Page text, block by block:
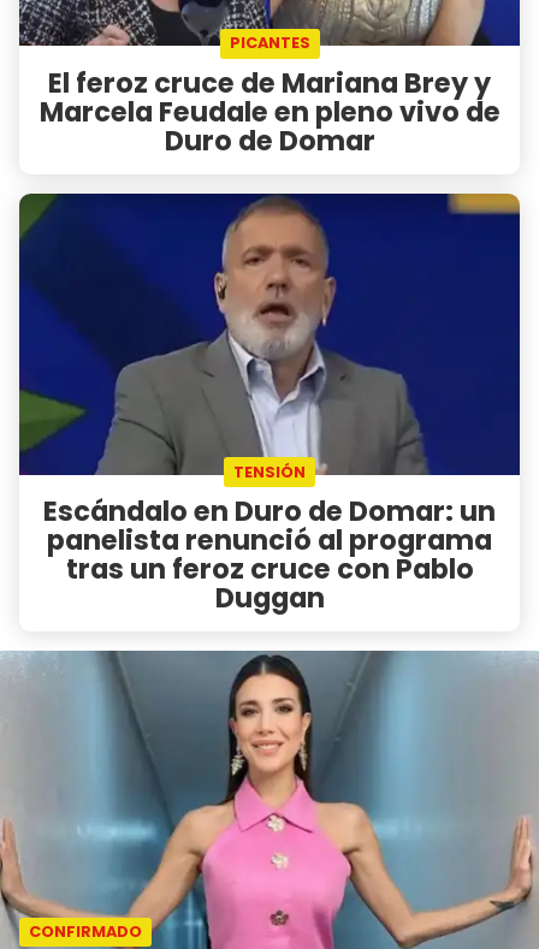
PICANTES
El feroz cruce de Mariana Brey y
Marcela Feudale en pleno vivo de
Duro de Domar
TENSIÓN
Escándalo en Duro de Domar: un
panelista renunció al programa
tras un feroz cruce con Pablo
Duggan
CONFIRMADO